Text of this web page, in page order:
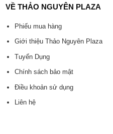
VỀ THẢO NGUYÊN PLAZA
Phiếu mua hàng
Giới thiệu Thảo Nguyên Plaza
Tuyển Dụng
Chính sách bảo mật
Điều khoản sử dụng
Liên hệ